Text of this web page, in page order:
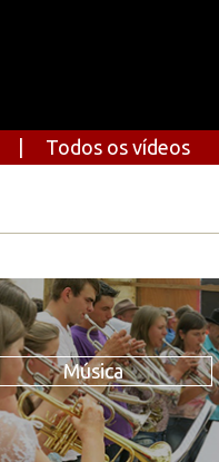
Todos os vídeos
Música